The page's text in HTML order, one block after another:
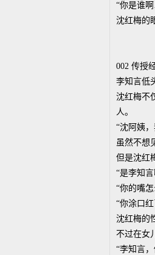
“你是谁
沈红梅的
002 传授
李知言低
沈红梅不
人。
“沈阿姨
虽然不想
但是沈红
“是李知
“你的嘴
“你涂口
沈红梅的
不过在女
“李知言